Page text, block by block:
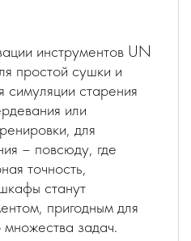
инструментов UN
простой сушки и
симуляции старения
или
для
– повсюду, где
точность,
станут
пригодным для
задач.